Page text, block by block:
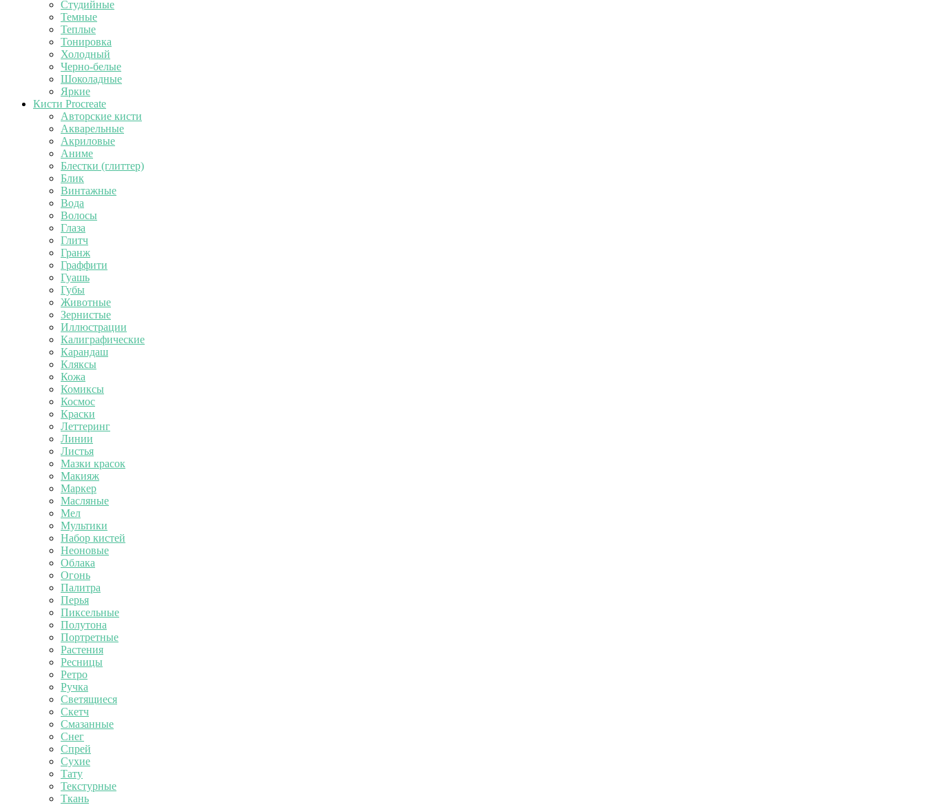
Студийные
Темные
Теплые
Тонировка
Холодный
Черно-белые
Шоколадные
Яркие
Кисти Procreate
Авторские кисти
Акварельные
Акриловые
Аниме
Блестки (глиттер)
Блик
Винтажные
Вода
Волосы
Глаза
Глитч
Гранж
Граффити
Гуашь
Губы
Животные
Зернистые
Иллюстрации
Калиграфические
Карандаш
Кляксы
Кожа
Комиксы
Космос
Краски
Леттеринг
Линии
Листья
Мазки красок
Макияж
Маркер
Масляные
Мел
Мультики
Набор кистей
Неоновые
Облака
Огонь
Палитра
Перья
Пиксельные
Полутона
Портретные
Растения
Ресницы
Ретро
Ручка
Светящиеся
Скетч
Смазанные
Снег
Спрей
Сухие
Тату
Текстурные
Ткань